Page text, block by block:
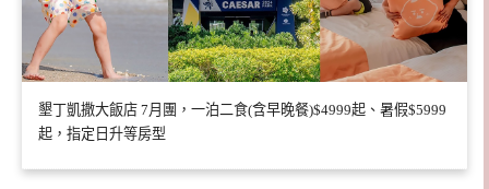
墾丁凱撒大飯店 7月團，一泊二食(含早晚餐)$4999起、暑假$5999
起，指定日升等房型